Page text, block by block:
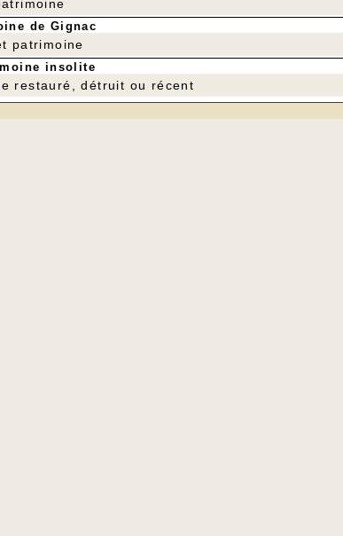
de Gignac
patrimoine
insolite
restauré, détruit ou récent